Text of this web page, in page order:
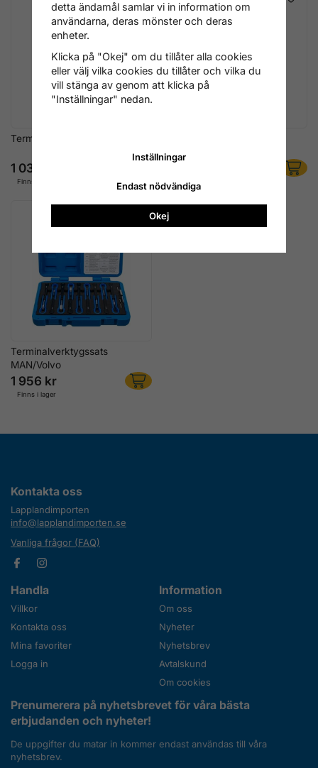
Terminalverktygssats, 23 delar
1 036 kr
Finns i lager
1 596 kr
Finns i lager
Terminalverktygssats
MAN/Volvo
1 956 kr
Finns i lager
Kontakta oss
Lapplandimporten
info@lapplandimporten.se
Vanliga frågor (FAQ)
Handla
Villkor
Kontakta oss
Mina favoriter
Logga in
Information
Om oss
Nyheter
Nyhetsbrev
Avtalskund
Om cookies
Prenumerera på nyhetsbrevet för våra bästa
erbjudanden och nyheter!
De uppgifter du matar in kommer endast användas till våra
nyhetsbrev.
detta ändamål samlar vi in information om
användarna, deras mönster och deras
enheter.
Klicka på "Okej" om du tillåter alla cookies
eller välj vilka cookies du tillåter och vilka du
vill stänga av genom att klicka på
"Inställningar" nedan.
Inställningar
Endast nödvändiga
Okej